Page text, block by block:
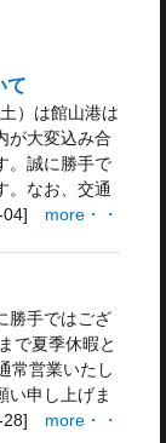
て
）は館山港は
が大変込み合
。誠に勝手で
なお、交通
04] more・・
勝手ではござ
で夏季休暇と
常営業いたし
い申し上げま
28] more・・